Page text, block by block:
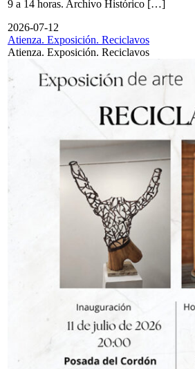
9 a 14 horas. Archivo Histórico […]
2026-07-12
Atienza. Exposición. Reciclavos
Atienza. Exposición. Reciclavos